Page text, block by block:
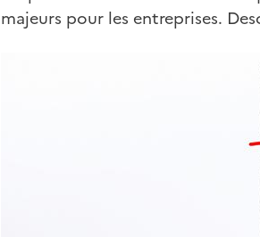
majeurs pour les entreprises.